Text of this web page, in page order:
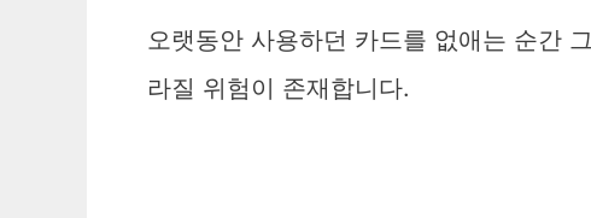
오랫동안 사용하던 카드를 없애는 순간
라질 위험이 존재합니다.